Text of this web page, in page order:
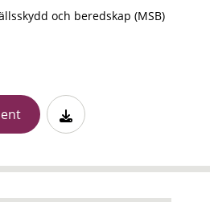
och beredskap (MSB)